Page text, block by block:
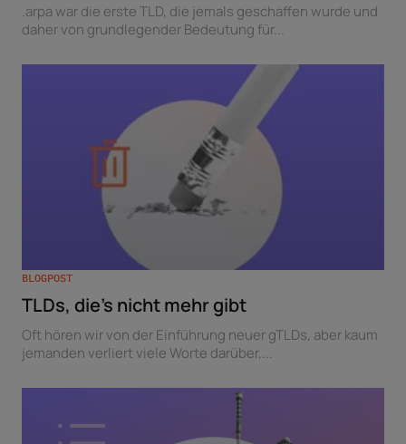
.arpa war die erste TLD, die jemals geschaffen wurde und
daher von grundlegender Bedeutung für...
BLOGPOST
TLDs, die’s nicht mehr gibt
Oft hören wir von der Einführung neuer gTLDs, aber kaum
jemanden verliert viele Worte darüber,...